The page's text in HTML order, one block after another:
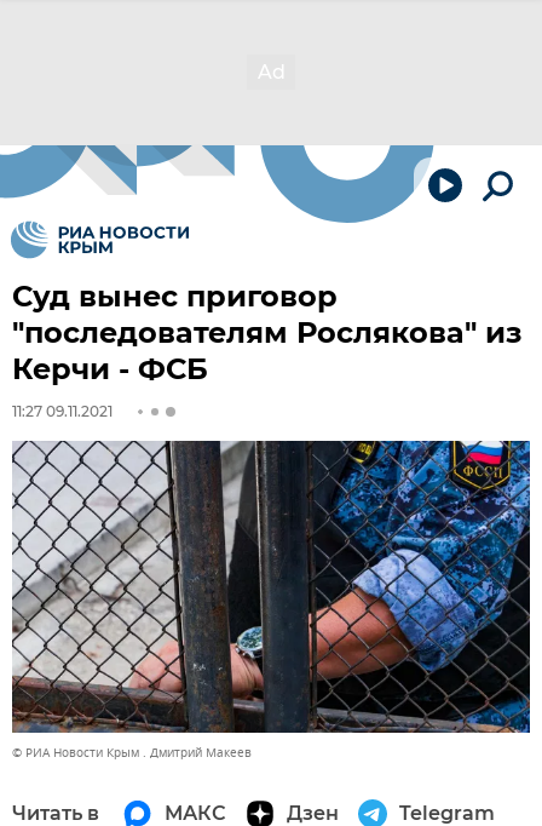
Суд вынес приговор
"последователям Рослякова" из
Керчи - ФСБ
11:27 09.11.2021
© РИА Новости Крым . Дмитрий Макеев
Читать в МАКС Дзен Telegram